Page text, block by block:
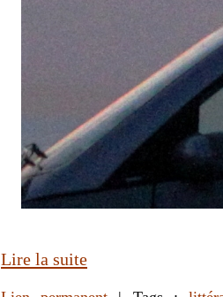
Lire la suite